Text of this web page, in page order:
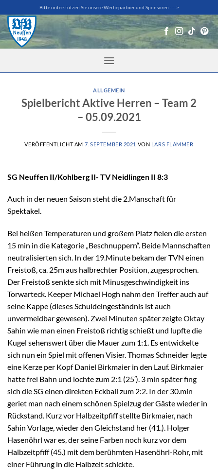
Inhalt
springen
Bitte unterstützen Sie unsere Werbepartner und Sponsoren - - ->
ALLGEMEIN
Spielbericht Aktive Herren – Team 2
– 05.09.2021
VERÖFFENTLICHT AM 7. SEPTEMBER 2021 VON LARS FLAMMER
SG Neuffen II/Kohlberg II- TV Neidlingen II 8:3
Auch in der neuen Saison steht die 2.Manschaft für
Spektakel.
Bei heißen Temperaturen und großem Platz fielen die ersten
15 min in die Kategorie „Beschnuppern“. Beide Mannschaften
neutralisierten sich. In der 19.Minute bekam der TVN einen
Freistoß, ca. 25m aus halbrechter Position, zugesprochen.
Der Freistoß senkte sich mit Minusgeschwindigkeit ins
Torwarteck. Keeper Michael Hogh nahm den Treffer auch auf
seine Kappe (dieses Schuldeingeständnis ist auch
unvermeidbar gewesen). Zwei Minuten später zeigte Oktay
Sahin wie man einen Freistoß richtig schießt und lupfte die
Kugel sehenswert über die Mauer zum 1:1. Es entwickelte
sich nun ein Spiel mit offenen Visier. Thomas Schneider legte
eine Kerze per Kopf Daniel Birkmaier in den Lauf. Birkmaier
hatte frei Bahn und lochte zum 2:1 (25′). 3 min später fing
sich die SG einen direkten Eckball zum 2:2. In der 30.min
geriet man nach einem schönen Spielzug der Gäste wieder in
Rückstand. Kurz vor Halbzeitpfiff stellte Birkmaier, nach
Sahin Vorlage, wieder den Gleichstand her (41.). Holger
Hasenöhrl war es, der seine Farben noch kurz vor dem
Halbzeitpfiff (45.) mit dem berühmten Hasenöhrl-Rohr, mit
einer Führung in die Halbzeit schickte.